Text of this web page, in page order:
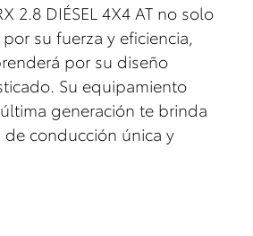
2.8 DIÉSEL 4X4 AT no solo
su fuerza y eficiencia,
por su diseño
Su equipamiento
generación te brinda
de conducción única y